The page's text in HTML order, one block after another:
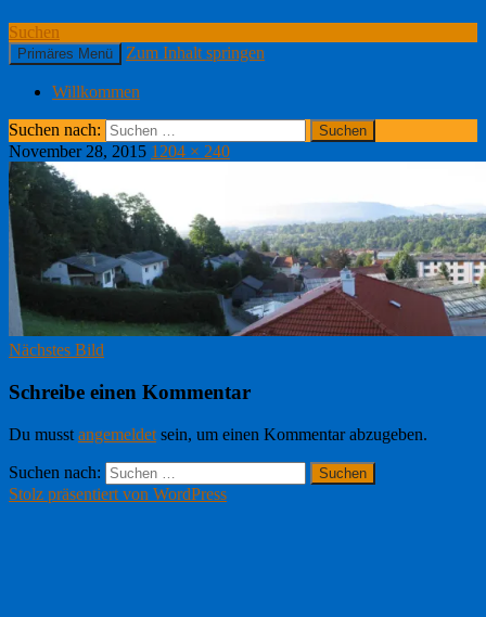
Suchen
Primäres Menü Zum Inhalt springen
Willkommen
Suchen nach:
November 28, 2015 1204 × 240
Nächstes Bild
Schreibe einen Kommentar
Du musst angemeldet sein, um einen Kommentar abzugeben.
Suchen nach:
Stolz präsentiert von WordPress